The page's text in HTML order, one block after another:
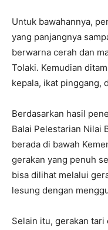
Untuk bawahannya,
yang panjangnya
berwarna cerah dan
Tolaki. Kemudian
kepala, ikat pinggang,
Berdasarkan hasil
Balai Pelestarian Nilai
berada di bawah
gerakan yang penuh
bisa dilihat melalui
lesung dengan
Selain itu, gerakan